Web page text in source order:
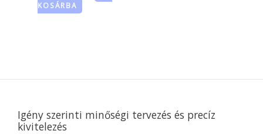
KOSÁRBA
Igény szerinti minőségi tervezés és precíz
kivitelezés